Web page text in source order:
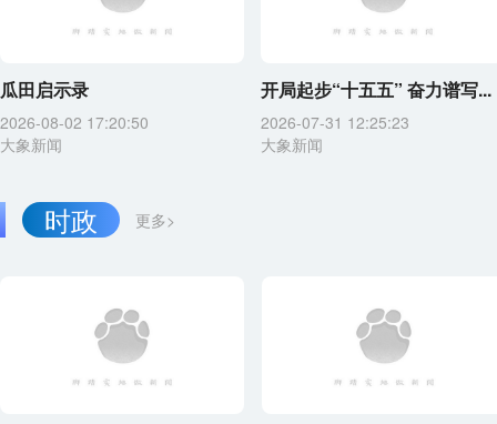
瓜田启示录
2026-08-02 17:20:50
大象新闻
开局起步“十五五” 奋力谱写...
2026-07-31 12:25:23
大象新闻
更多>
时政